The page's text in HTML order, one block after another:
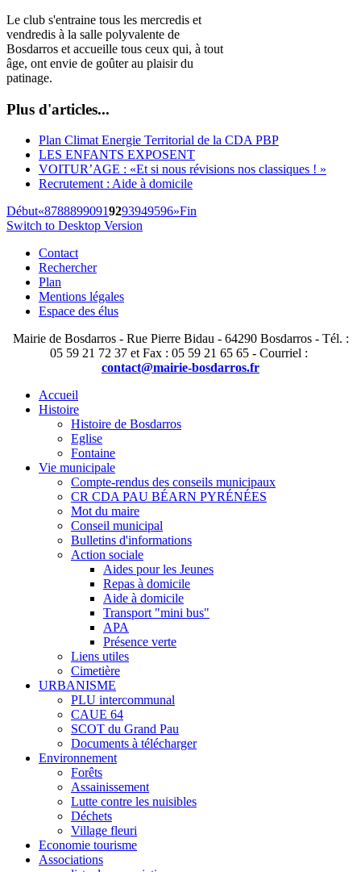
Le club s'entraine tous les mercredis et
vendredis à la salle polyvalente de
Bosdarros et accueille tous ceux qui, à tout
âge, ont envie de goûter au plaisir du
patinage.
Plus d'articles...
Plan Climat Energie Territorial de la CDA PBP
LES ENFANTS EXPOSENT
VOITUR’AGE : «Et si nous révisions nos classiques ! »
Recrutement : Aide à domicile
Début«87888990919293949596»Fin
Switch to Desktop Version
Contact
Rechercher
Plan
Mentions légales
Espace des élus
Mairie de Bosdarros - Rue Pierre Bidau - 64290 Bosdarros - Tél. :
05 59 21 72 37 et Fax : 05 59 21 65 65 - Courriel :
contact@mairie-bosdarros.fr
Accueil
Histoire
Histoire de Bosdarros
Eglise
Fontaine
Vie municipale
Compte-rendus des conseils municipaux
CR CDA PAU BÉARN PYRÉNÉES
Mot du maire
Conseil municipal
Bulletins d'informations
Action sociale
Aides pour les Jeunes
Repas à domicile
Aide à domicile
Transport "mini bus"
APA
Présence verte
Liens utiles
Cimetière
URBANISME
PLU intercommunal
CAUE 64
SCOT du Grand Pau
Documents à télécharger
Environnement
Forêts
Assainissement
Lutte contre les nuisibles
Déchets
Village fleuri
Economie tourisme
Associations